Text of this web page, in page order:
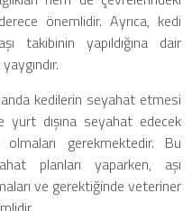
önemlidir. Ayrıca, kedi
takibinin yapıldığına dair
kedilerin seyahat etmesi
yurt dışına seyahat edecek
olmaları gerekmektedir. Bu
planları yaparken, aşı
ve gerektiğinde veteriner